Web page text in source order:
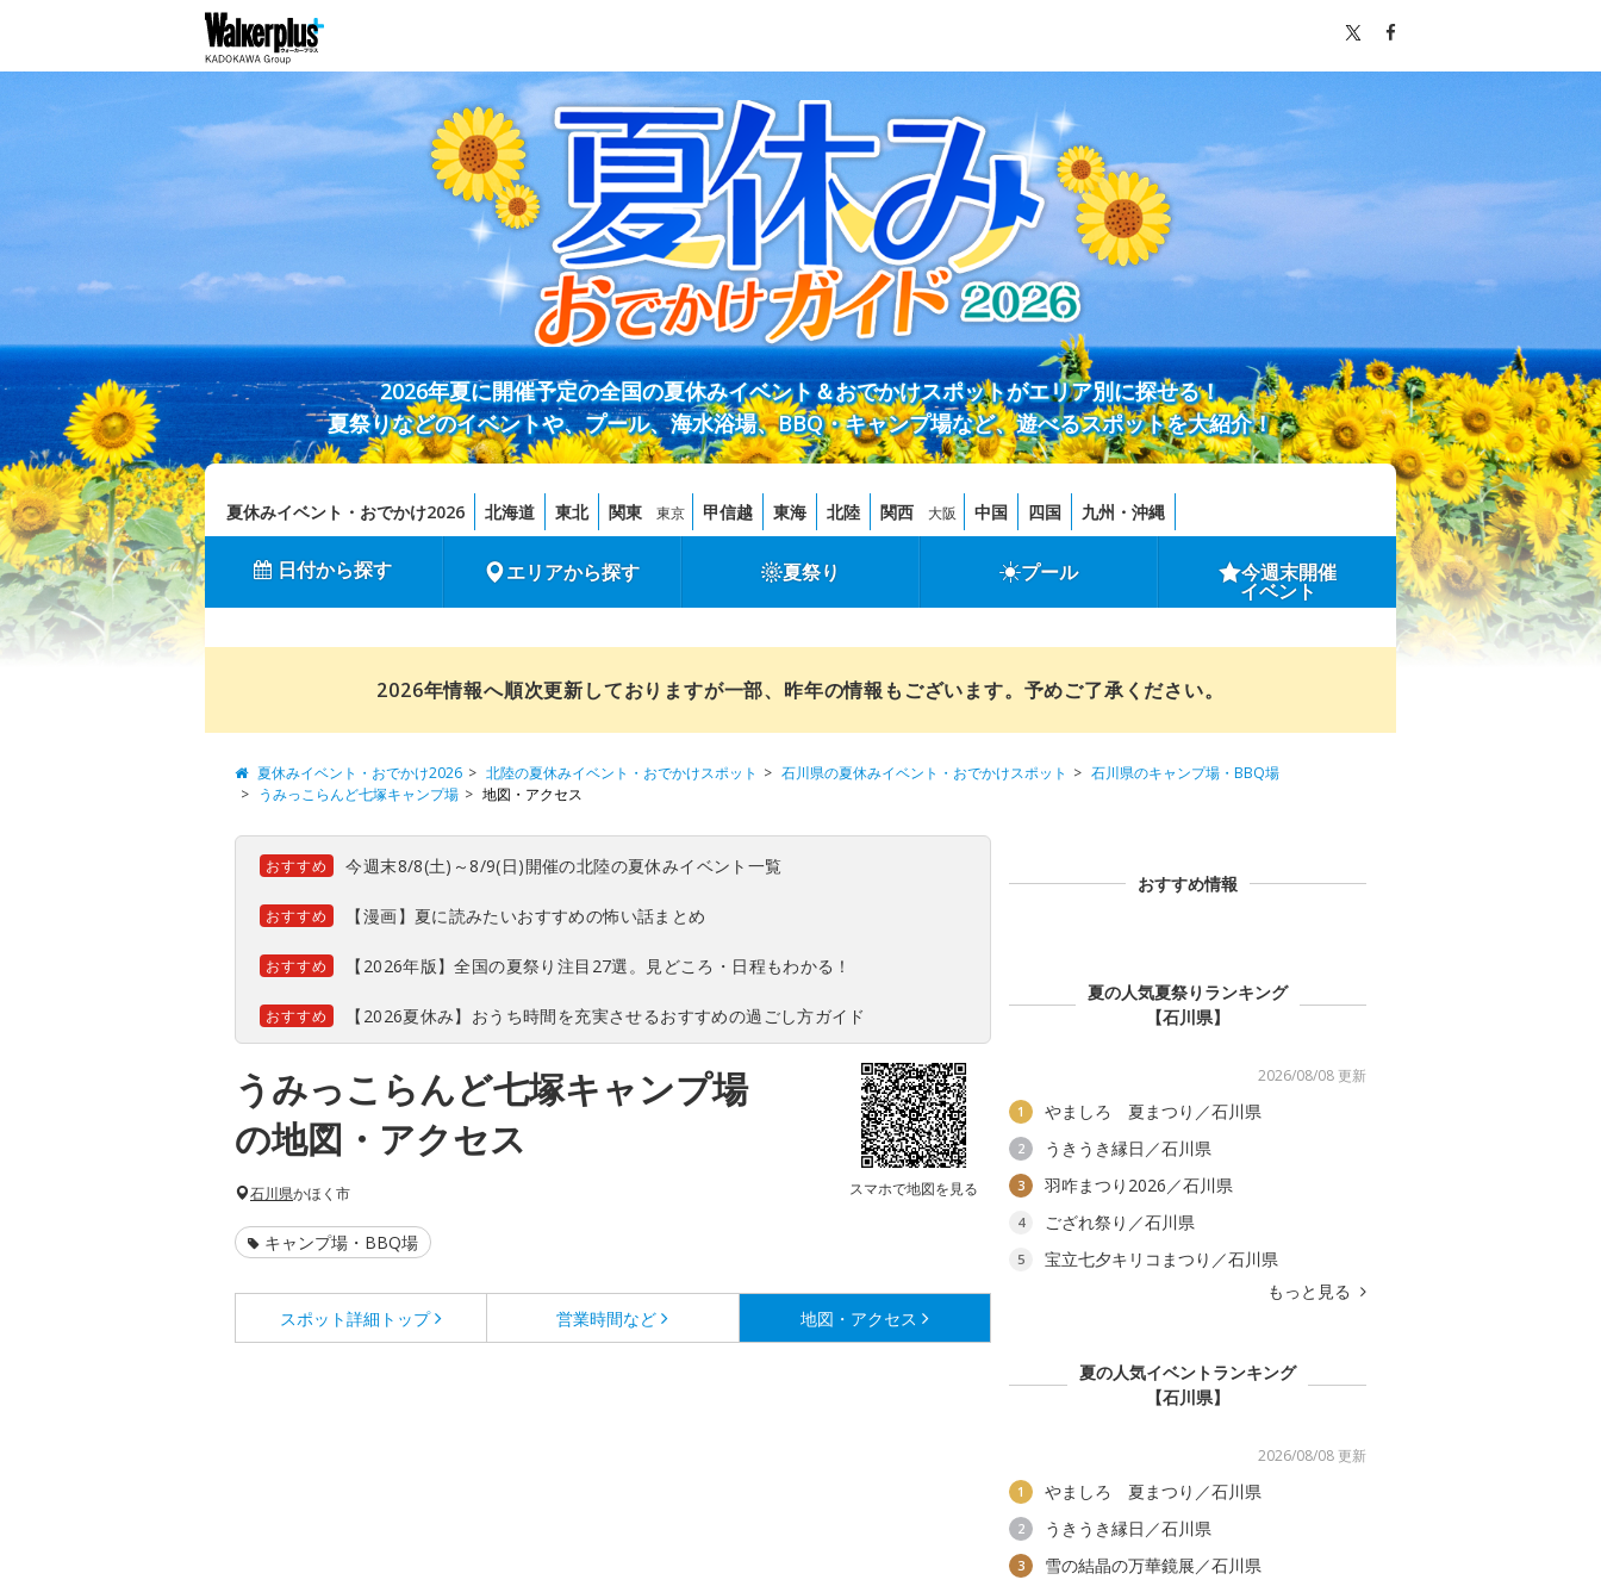
2026年夏に開催予定の全国の夏休みイベント＆おでかけスポットがエリア別に探せる！
夏祭りなどのイベントや、プール、海水浴場、BBQ・キャンプ場など、遊べるスポットを大紹介！
夏休みイベント・おでかけ2026 北海道 東北 関東 東京 甲信越 東海 北陸 関西 大阪 中国 四国 九州・沖縄
日付から探す エリアから探す 夏祭り プール 今週末開催
イベント
2026年情報へ順次更新しておりますが一部、昨年の情報もございます。予めご了承ください。
夏休みイベント・おでかけ2026 北陸の夏休みイベント・おでかけスポット 石川県の夏休みイベント・おでかけスポット
石川県のキャンプ場・BBQ場
うみっこらんど七塚キャンプ場
地図・アクセス
おすすめ 今週末8/8(土)～8/9(日)開催の北陸の夏休みイベント一覧
おすすめ 【漫画】夏に読みたいおすすめの怖い話まとめ
おすすめ 【2026年版】全国の夏祭り注目27選。見どころ・日程もわかる！
おすすめ 【2026夏休み】おうち時間を充実させるおすすめの過ごし方ガイド
うみっこらんど七塚キャンプ場
の地図・アクセス
スマホで地図を見る
石川県かほく市
キャンプ場・BBQ場
スポット詳細 トップ 営業時間など 地図・アクセス
おすすめ情報
夏の人気夏祭りランキング
【石川県】
2026/08/08 更新
1 やましろ 夏まつり／石川県
2 うきうき縁日／石川県
3 羽咋まつり2026／石川県
4 ござれ祭り／石川県
5
宝立七夕キリコまつり／石川県
もっと見る
夏の人気イベントランキング
【石川県】
2026/08/08 更新
1 やましろ 夏まつり／石川県
2 うきうき縁日／石川県
3 雪の結晶の万華鏡展／石川県